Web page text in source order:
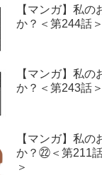
【マンガ】私
か？＜第244話＞
【マンガ】私
か？＜第243話＞
【マンガ】私
か？㉒＜第211
＞